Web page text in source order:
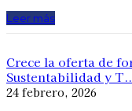
Leer más
Crece la oferta de
Sustentabilidad y
24 febrero, 2026